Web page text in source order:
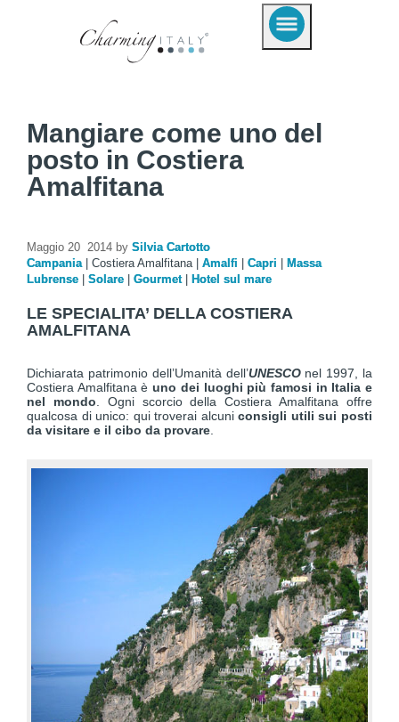
Mangiare come uno del
posto in Costiera
Amalfitana
Maggio 20 2014 by Silvia Cartotto
Campania
Costiera Amalfitana Amalfi Capri
Massa
Lubrense
Solare Gourmet Hotel sul mare
LE SPECIALITA’ DELLA COSTIERA
AMALFITANA
Dichiarata patrimonio dell’Umanità dell’UNESCOnel 1997, la
Costiera Amalfitana èuno dei luoghi più famosi in Italia e
nel mondo . Ogni scorcio della Costiera Amalfitana offre
qualcosa di unico: qui troverai alcuniconsigli utili sui posti
da visitare e il cibo da provare